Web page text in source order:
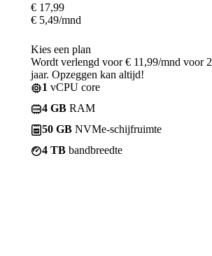
€ 17,99
€ 5,49/mnd
Kies een plan
Wordt verlengd voor € 11,99/mnd voor 2
jaar. Opzeggen kan altijd!
1 vCPU core
4 GB RAM
50 GB NVMe-schijfruimte
4 TB bandbreedte